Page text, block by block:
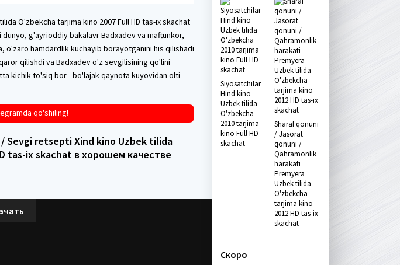
O'zbekcha tarjima kino 2007 Full HD tas-ix skachat
g'ayrioddiy bakalavr Badxadev va maftunkor,
o'zaro hamdardlik kuchayib borayotganini his qilishadi
qilishdi va Badxadev o'z sevgilisining qo'lini
kichik to'siq bor - bo'lajak qaynota kuyovidan olti
qo'shiling!
Sevgi retsepti Xind kino Uzbek tilida
tas-ix skachat в хорошем качестве
Siyosatchilar
Hind kino
Uzbek tilida
O'zbekcha
2010 tarjima
kino Full HD
skachat
Sharaf qonuni
/ Jasorat
qonuni /
Qahramonlik
harakati
Premyera
Uzbek tilida
O'zbekcha
tarjima kino
2012 HD tas-ix
skachat
Скоро